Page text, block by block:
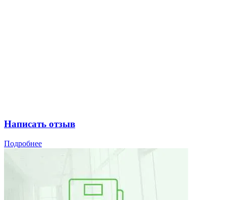
Написать отзыв
Подробнее